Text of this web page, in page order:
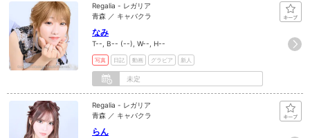
Regalia - レガリア
青森 ／ キャバクラ
なみ
T--, B-- (--), W--, H--
写真 日記 動画 グラビア 新人
未定
Regalia - レガリア
青森 ／ キャバクラ
らん